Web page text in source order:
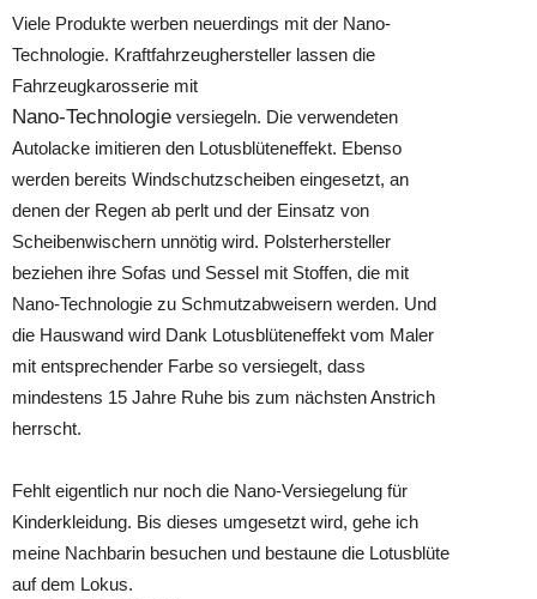
Viele Produkte werben neuerdings mit der Nano-
Technologie. Kraftfahrzeughersteller lassen die
Fahrzeugkarosserie mit
Nano-Technologie versiegeln. Die verwendeten
Autolacke imitieren den Lotusblüteneffekt. Ebenso
werden bereits Windschutzscheiben eingesetzt, an
denen der Regen ab perlt und der Einsatz von
Scheibenwischern unnötig wird. Polsterhersteller
beziehen ihre Sofas und Sessel mit Stoffen, die mit
Nano-Technologie zu Schmutzabweisern werden. Und
die Hauswand wird Dank Lotusblüteneffekt vom Maler
mit entsprechender Farbe so versiegelt, dass
mindestens 15 Jahre Ruhe bis zum nächsten Anstrich
herrscht.
Fehlt eigentlich nur noch die Nano-Versiegelung für
Kinderkleidung. Bis dieses umgesetzt wird, gehe ich
meine Nachbarin besuchen und bestaune die Lotusblüte
auf dem Lokus.